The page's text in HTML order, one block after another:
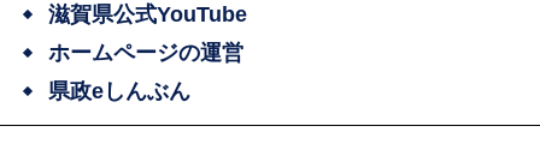
滋賀県公式YouTube
ホームページの運営
県政eしんぶん